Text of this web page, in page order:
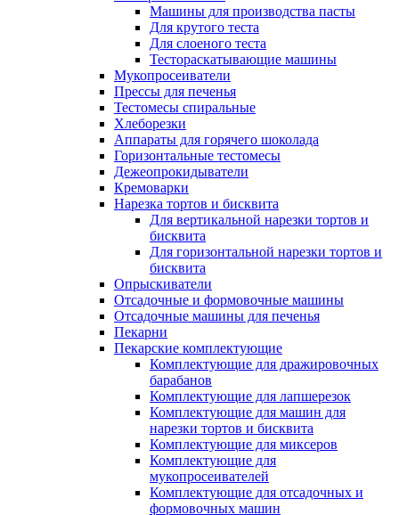
Машины для производства пасты
Для крутого теста
Для слоеного теста
Тестораскатывающие машины
Мукопросеиватели
Прессы для печенья
Тестомесы спиральные
Хлеборезки
Аппараты для горячего шоколада
Горизонтальные тестомесы
Дежеопрокидыватели
Кремоварки
Нарезка тортов и бисквита
Для вертикальной нарезки тортов и
бисквита
Для горизонтальной нарезки тортов и
бисквита
Опрыскиватели
Отсадочные и формовочные машины
Отсадочные машины для печенья
Пекарни
Пекарские комплектующие
Комплектующие для дражировочных
барабанов
Комплектующие для лапшерезок
Комплектующие для машин для
нарезки тортов и бисквита
Комплектующие для миксеров
Комплектующие для
мукопросеивателей
Комплектующие для отсадочных и
формовочных машин